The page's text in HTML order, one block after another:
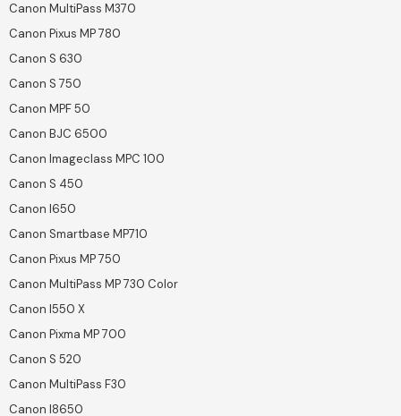
Canon MultiPass M370
Canon Pixus MP 780
Canon S 630
Canon S 750
Canon MPF 50
Canon BJC 6500
Canon Imageclass MPC 100
Canon S 450
Canon I650
Canon Smartbase MP710
Canon Pixus MP 750
Canon MultiPass MP 730 Color
Canon I550 X
Canon Pixma MP 700
Canon S 520
Canon MultiPass F30
Canon I8650